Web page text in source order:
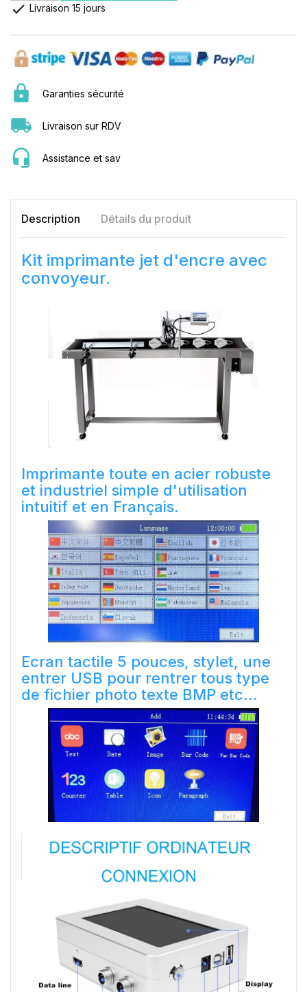
 Livraison 15 jours
Garanties sécurité
Livraison sur RDV
Assistance et sav
Description Détails du produit
Kit imprimante jet d'encre avec
convoyeur.
Imprimante toute en acier robuste
et industriel simple d'utilisation
intuitif et en Français.
Ecran tactile 5 pouces, stylet, une
entrer USB pour rentrer tous type
de fichier photo texte BMP etc...